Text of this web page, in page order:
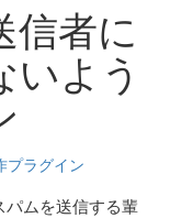
信者に
いよう
プラグイン
パムを送信する輩